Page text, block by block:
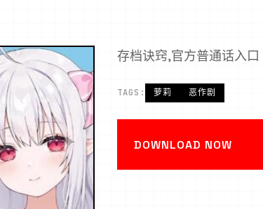
存档诀窍,官方普通话入口
TAGS: 萝莉 恶作剧
DOWNLOAD NOW